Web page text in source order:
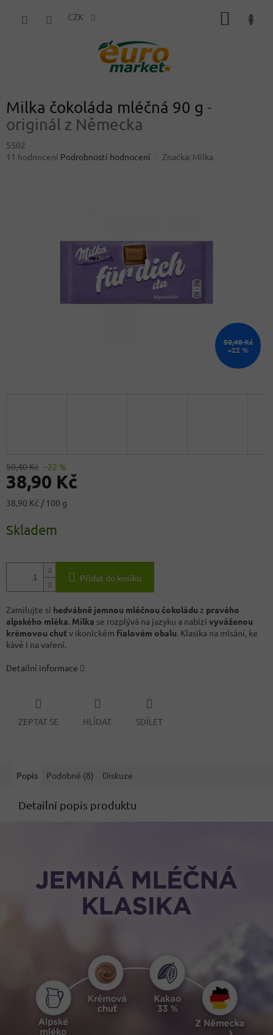
CZK
Milka čokoláda mléčná 90 g -
originál z Německa
5502
Průměrné
11 hodnocení Podrobnosti hodnocení Značka: Milka
50,40 Kč
–22 %
50,40 Kč –22 %
38,90 Kč
Měrná
38,90 Kč / 100 g
Skladem
Přidat do košíku
Zamilujte si hedvábně jemnou mléčnou čokoládu z pravého
alpského mléka. Milka se rozplývá na jazyku a nabízí vyváženou
krémovou chuťv ikonickém fialovém obalu. Klasika na mlsání, ke
kávě i na vaření.
Detailní informace
ZEPTAT SE HLÍDAT SDÍLET
Popis Podobné (8) Diskuze
Detailní popis produktu